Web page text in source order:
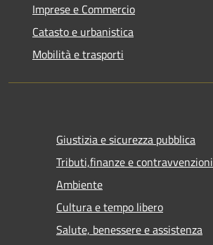
Imprese e Commercio
Catasto e urbanistica
Mobilità e trasporti
Giustizia e sicurezza pubblica
Tributi,finanze e contravvenzioni
Ambiente
Cultura e tempo libero
Salute, benessere e assistenza